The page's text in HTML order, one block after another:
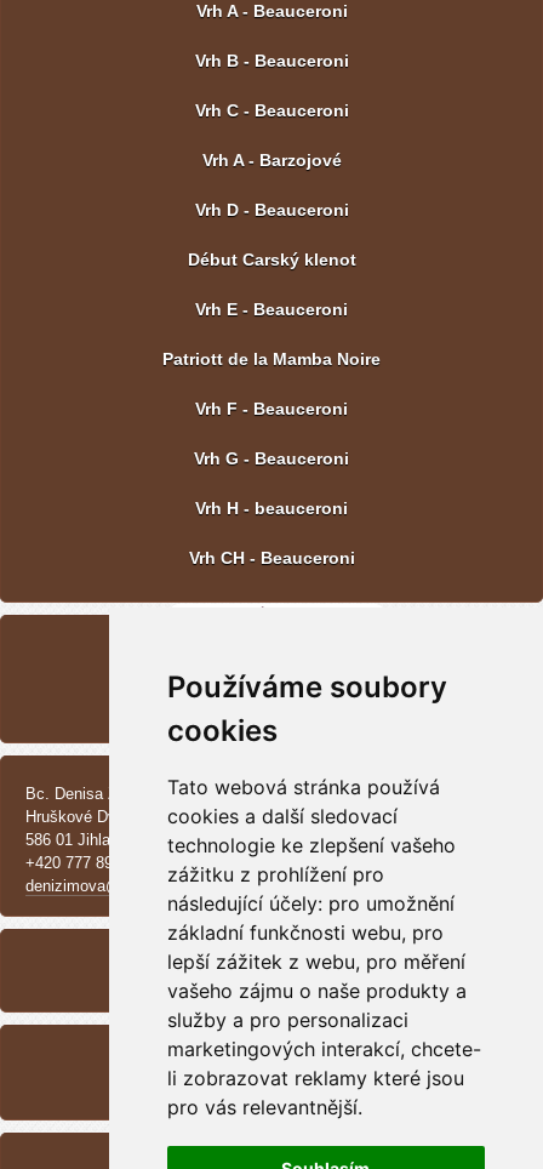
Používáme soubory
cookies
Tato webová stránka používá
cookies a další sledovací
technologie ke zlepšení vašeho
zážitku z prohlížení pro
následující účely: pro umožnění
základní funkčnosti webu, pro
lepší zážitek z webu, pro měření
vašeho zájmu o naše produkty a
služby a pro personalizaci
marketingových interakcí, chcete-
li zobrazovat reklamy které jsou
pro vás relevantnější.
Vrh A - Beauceroni
Vrh B - Beauceroni
Vrh C - Beauceroni
Vrh A - Barzojové
Vrh D - Beauceroni
Début Carský klenot
Vrh E - Beauceroni
Patriott de la Mamba Noire
Vrh F - Beauceroni
Vrh G - Beauceroni
Vrh H - beauceroni
Vrh CH - Beauceroni
Bc. Denisa Zimová
Hruškové Dvory 370 E
586 01 Jihlava
+420 777 890 137
denizimova@seznam.cz
ARCHIV
<< září / 2025 >>
RSS
Přehled zdrojů